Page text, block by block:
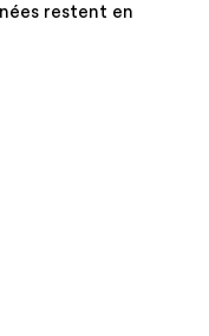
restent en